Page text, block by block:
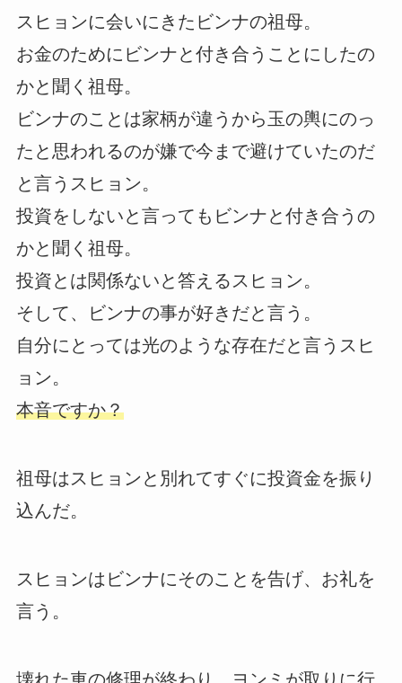
スヒョンに会いにきたビンナの祖母。
お金のためにビンナと付き合うことにしたの
かと聞く祖母。
ビンナのことは家柄が違うから玉の輿にのっ
たと思われるのが嫌で今まで避けていたのだ
と言うスヒョン。
投資をしないと言ってもビンナと付き合うの
かと聞く祖母。
投資とは関係ないと答えるスヒョン。
そして、ビンナの事が好きだと言う。
自分にとっては光のような存在だと言うスヒ
ョン。
本音ですか？
祖母はスヒョンと別れてすぐに投資金を振り
込んだ。
スヒョンはビンナにそのことを告げ、お礼を
言う。